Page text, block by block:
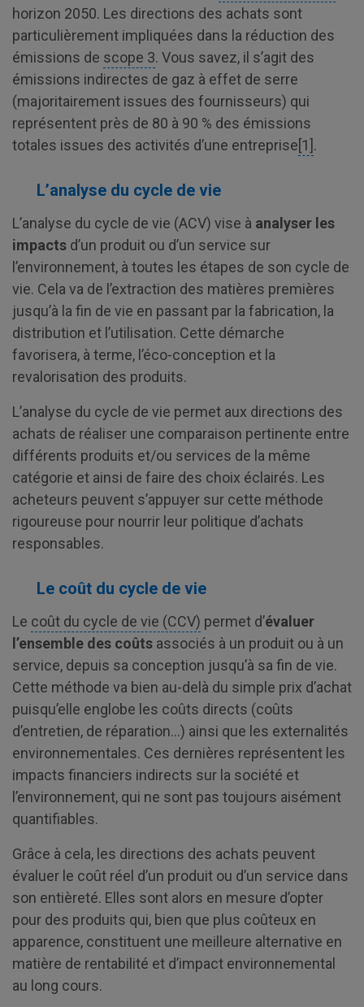
horizon 2050. Les directions des achats sont
particulièrement impliquées dans la réduction des
émissions de scope 3. Vous savez, il s’agit des
émissions indirectes de gaz à effet de serre
(majoritairement issues des fournisseurs) qui
représentent près de 80 à 90 % des émissions
totales issues des activités d’une entreprise[1].
L’analyse du cycle de vie
L’analyse du cycle de vie (ACV) vise à analyser les
impacts d’un produit ou d’un service sur
l’environnement, à toutes les étapes de son cycle de
vie. Cela va de l’extraction des matières premières
jusqu’à la fin de vie en passant par la fabrication, la
distribution et l’utilisation. Cette démarche
favorisera, à terme, l’éco-conception et la
revalorisation des produits.
L’analyse du cycle de vie permet aux directions des
achats de réaliser une comparaison pertinente entre
différents produits et/ou services de la même
catégorie et ainsi de faire des choix éclairés. Les
acheteurs peuvent s’appuyer sur cette méthode
rigoureuse pour nourrir leur politique d’achats
responsables.
Le coût du cycle de vie
Le coût du cycle de vie (CCV) permet d’évaluer
l’ensemble des coûts associés à un produit ou à un
service, depuis sa conception jusqu’à sa fin de vie.
Cette méthode va bien au-delà du simple prix d’achat
puisqu’elle englobe les coûts directs (coûts
d’entretien, de réparation…) ainsi que les externalités
environnementales. Ces dernières représentent les
impacts financiers indirects sur la société et
l’environnement, qui ne sont pas toujours aisément
quantifiables.
Grâce à cela, les directions des achats peuvent
évaluer le coût réel d’un produit ou d’un service dans
son entièreté. Elles sont alors en mesure d’opter
pour des produits qui, bien que plus coûteux en
apparence, constituent une meilleure alternative en
matière de rentabilité et d’impact environnemental
au long cours.